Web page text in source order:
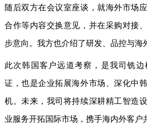
随后双方在会议室座谈，就海外市场
合作等内容交换意见，并在采购对接
步意向。我方也介绍了研发、品控与海
此次韩国客户远道考察，是我司铣
证，也是企业拓展海外市场、深化中
机。未来，我司将持续深耕精工智造
业服务开拓国际市场，携手海内外客户